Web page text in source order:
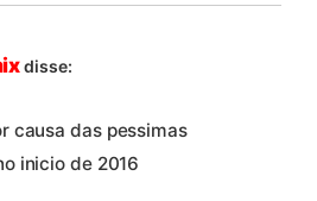
disse:
causa das pessimas
inicio de 2016